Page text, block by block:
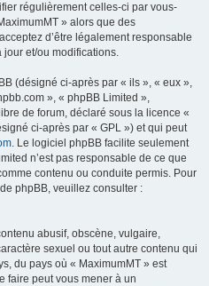
régulièrement celles-ci par vous-
» alors que des
d’être légalement responsable
et/ou modifications.
(désigné ci-après par « ils », « eux »,
», « phpBB Limited »,
de forum, déclaré sous la licence «
ci-après par « GPL ») et qui peut
. Le logiciel phpBB facilite seulement
n’est pas responsable de ce que
contenu ou conduite permis. Pour
phpBB, veuillez consulter :
abusif, obscène, vulgaire,
sexuel ou tout autre contenu qui
du pays où « MaximumMT » est
faire peut vous mener à un